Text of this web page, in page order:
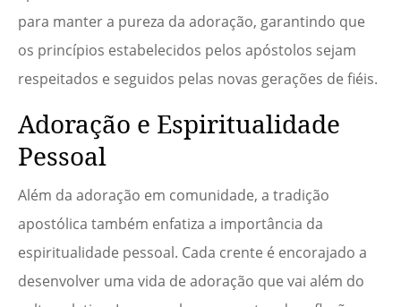
para manter a pureza da adoração, garantindo que
os princípios estabelecidos pelos apóstolos sejam
respeitados e seguidos pelas novas gerações de fiéis.
Adoração e Espiritualidade
Pessoal
Além da adoração em comunidade, a tradição
apostólica também enfatiza a importância da
espiritualidade pessoal. Cada crente é encorajado a
desenvolver uma vida de adoração que vai além do